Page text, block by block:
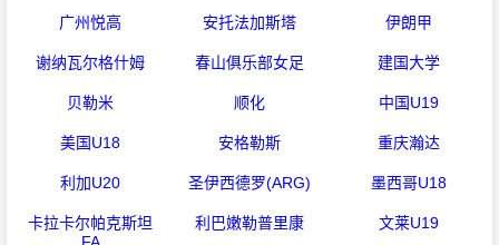
广州悦高 安托法加斯塔 伊朗甲
谢纳瓦尔格什姆 春山俱乐部女足 建国大学
贝勒米 顺化 中国U19
美国U18 安格勒斯 重庆瀚达
利加U20 圣伊西德罗(ARG) 墨西哥U18
卡拉卡尔帕克斯坦
利巴嫩勒普里康 文莱U19